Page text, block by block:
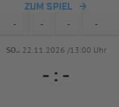
ZUM SPIEL
- - - -
SO.. 22.11.2026 /13:00 Uhr
- : -